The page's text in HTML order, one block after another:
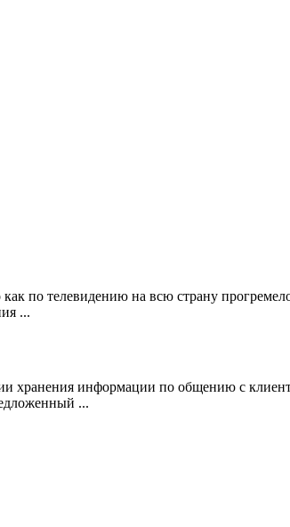
по телевидению на всю страну
...
хранения информации по общению с
...